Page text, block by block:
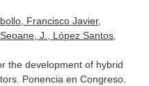
Francisco Javier,
J., López Santos,
the development of hybrid
Ponencia en Congreso.